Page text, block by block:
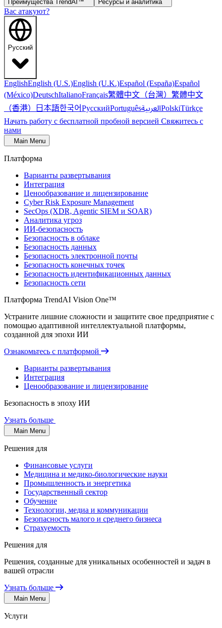
Преимущества TrendAI™
Ресурсы и аналитика
Вас атакуют?
Русский
EnglishEnglish (U.S.)English (U.K.)Español (España)Español
(México)DeutschItalianoFrançais繁體中文（台灣） 繁體中文
（香港） 日本語한국어РусскийPortuguêsالعربيةPolskiTürkçe
Начать работу с бесплатной пробной версией Свяжитесь с
нами
Main Menu
Платформа
Варианты развертывания
Интеграция
Ценообразование и лицензирование
Cyber Risk Exposure Management
SecOps (XDR, Agentic SIEM и SOAR)
Аналитика угроз
ИИ-безопасность
Безопасность в облаке
Безопасность данных
Безопасность электронной почты
Безопасность конечных точек
Безопасность идентификационных данных
Безопасность сети
Платформа TrendAI Vision One™
Устраните лишние сложности и защитите свое предприятие с
помощью адаптивной интеллектуальной платформы,
созданной для эпохи ИИ
Ознакомьтесь с платформой
Варианты развертывания
Интеграция
Ценообразование и лицензирование
Безопасность в эпоху ИИ
Узнать больше
Main Menu
Решения для
Финансовые услуги
Медицина и медико-биологические науки
Промышленность и энергетика
Государственный сектор
Обучение
Технологии, медиа и коммуникации
Безопасность малого и среднего бизнеса
Страхуемость
Решения для
Решения, созданные для уникальных особенностей и задач в
вашей отрасли
Узнать больше
Main Menu
Услуги